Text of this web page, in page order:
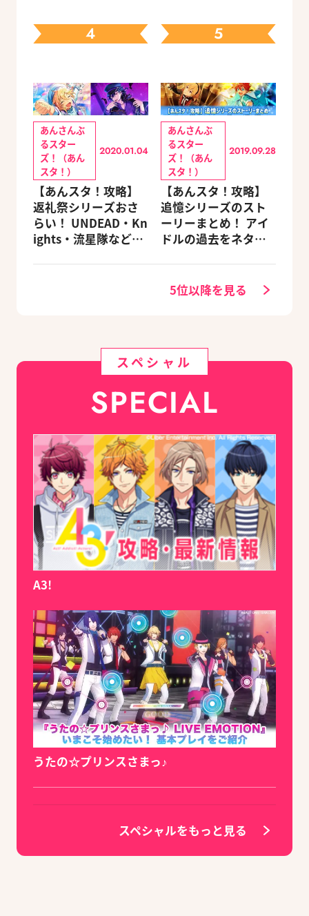
4
あんさんぶ
るスター
ズ！（あん
スタ！）
2020.01.04
【あんスタ！攻略】
返礼祭シリーズおさ
らい！ UNDEAD・Kn
ights・流星隊など、
5
あんさんぶ
るスター
ズ！（あん
スタ！）
2019.09.28
【あんスタ！攻略】
追憶シリーズのスト
ーリーまとめ！ アイ
ドルの過去をネタバ
5位以降を見る
スペシャル
SPECIAL
A3!
うたの☆プリンスさまっ♪
スペシャルをもっと見る